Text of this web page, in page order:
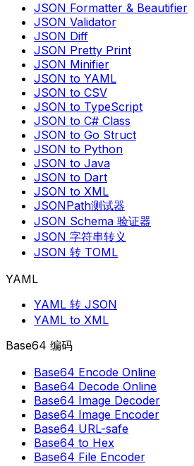
JSON Formatter & Beautifier
JSON Validator
JSON Diff
JSON Pretty Print
JSON Minifier
JSON to YAML
JSON to CSV
JSON to TypeScript
JSON to C# Class
JSON to Go Struct
JSON to Python
JSON to Java
JSON to Dart
JSON to XML
JSONPath测试器
JSON Schema 验证器
JSON 字符串转义
JSON 转 TOML
YAML
YAML 转 JSON
YAML to XML
Base64 编码
Base64 Encode Online
Base64 Decode Online
Base64 Image Decoder
Base64 Image Encoder
Base64 URL-safe
Base64 to Hex
Base64 File Encoder